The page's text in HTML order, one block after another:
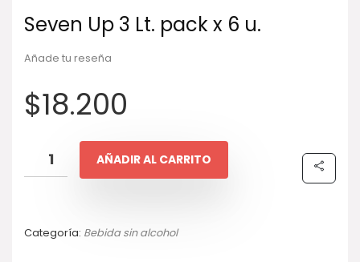
Seven Up 3 Lt. pack x 6 u.
Añade tu reseña
$18.200
AÑADIR AL CARRITO
Categoría: Bebida sin alcohol